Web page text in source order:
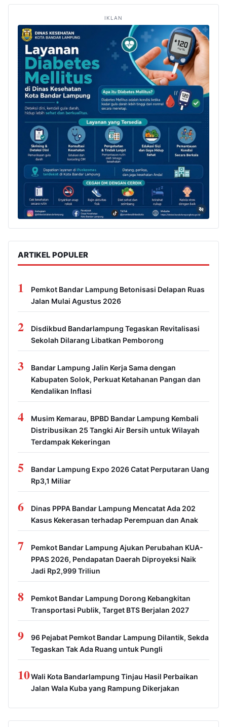
IKLAN
ARTIKEL POPULER
1
Pemkot Bandar Lampung Betonisasi Delapan Ruas
Jalan Mulai Agustus 2026
2
Disdikbud Bandarlampung Tegaskan Revitalisasi
Sekolah Dilarang Libatkan Pemborong
3
Bandar Lampung Jalin Kerja Sama dengan
Kabupaten Solok, Perkuat Ketahanan Pangan dan
Kendalikan Inflasi
4
Musim Kemarau, BPBD Bandar Lampung Kembali
Distribusikan 25 Tangki Air Bersih untuk Wilayah
Terdampak Kekeringan
5
Bandar Lampung Expo 2026 Catat Perputaran Uang
Rp3,1 Miliar
6
Dinas PPPA Bandar Lampung Mencatat Ada 202
Kasus Kekerasan terhadap Perempuan dan Anak
7
Pemkot Bandar Lampung Ajukan Perubahan KUA-
PPAS 2026, Pendapatan Daerah Diproyeksi Naik
Jadi Rp2,999 Triliun
8
Pemkot Bandar Lampung Dorong Kebangkitan
Transportasi Publik, Target BTS Berjalan 2027
9
96 Pejabat Pemkot Bandar Lampung Dilantik, Sekda
Tegaskan Tak Ada Ruang untuk Pungli
10Wali Kota Bandarlampung Tinjau Hasil Perbaikan
Jalan Wala Kuba yang Rampung Dikerjakan